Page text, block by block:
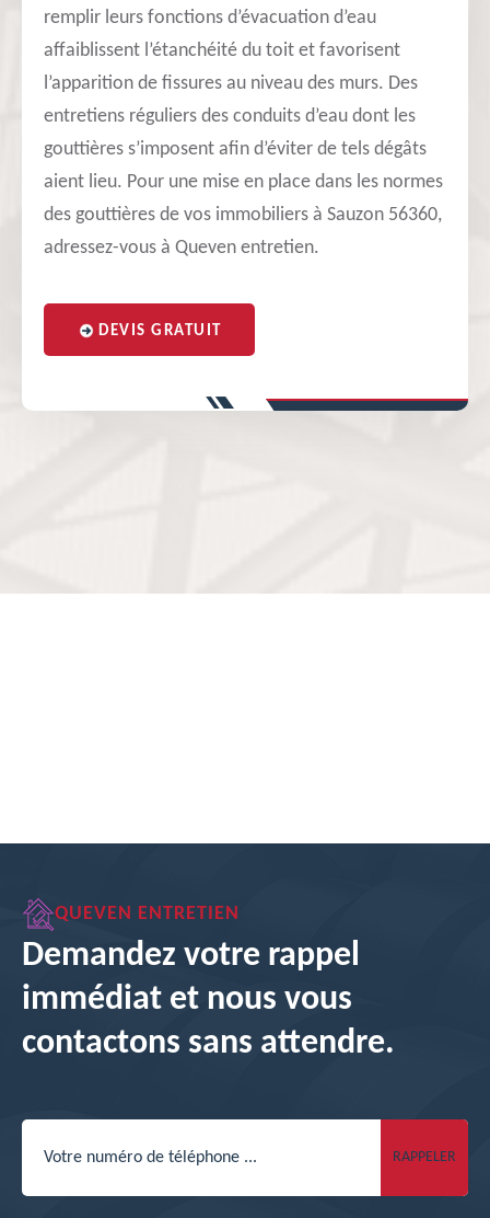
remplir leurs fonctions d’évacuation d’eau
affaiblissent l’étanchéité du toit et favorisent
l’apparition de fissures au niveau des murs. Des
entretiens réguliers des conduits d’eau dont les
gouttières s’imposent afin d’éviter de tels dégâts
aient lieu. Pour une mise en place dans les normes
des gouttières de vos immobiliers à Sauzon 56360,
adressez-vous à Queven entretien.
DEVIS GRATUIT
QUEVEN ENTRETIEN
Demandez votre rappel
immédiat et nous vous
contactons sans attendre.